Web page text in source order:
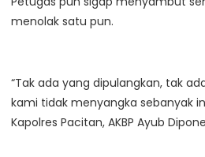
menolak satu pun.
“Tak ada yang dipulangkan, tak
kami tidak menyangka sebanyak
Kapolres Pacitan, AKBP Ayub